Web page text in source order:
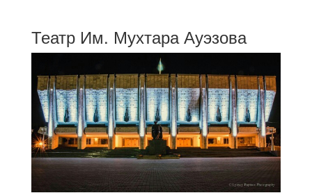
Театр Им. Мухтара Ауэзова